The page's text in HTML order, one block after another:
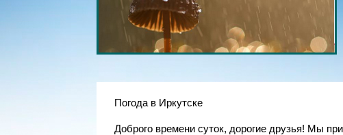
Погода в Иркутске
Доброго времени суток, дорогие друзья! Мы